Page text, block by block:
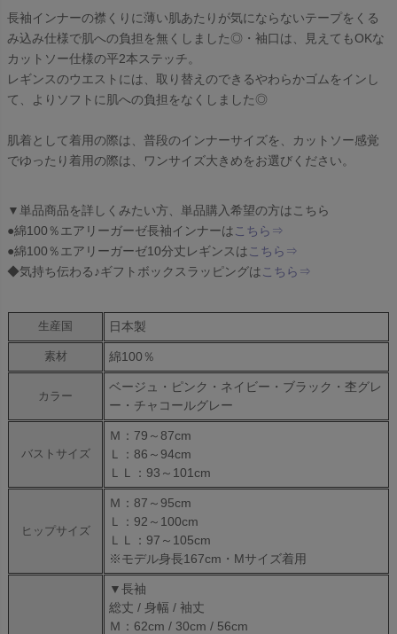
長袖インナーの襟くりに薄い肌あたりが気にならないテープをくる
み込み仕様で肌への負担を無くしました◎・袖口は、見えてもOKな
カットソー仕様の平2本ステッチ。
レギンスのウエストには、取り替えのできるやわらかゴムをインし
て、よりソフトに肌への負担をなくしました◎
肌着として着用の際は、普段のインナーサイズを、カットソー感覚
でゆったり着用の際は、ワンサイズ大きめをお選びください。
▼単品商品を詳しくみたい方、単品購入希望の方はこちら
●綿100％エアリーガーゼ長袖インナーはこちら⇒
●綿100％エアリーガーゼ10分丈レギンスはこちら⇒
◆気持ち伝わる♪ギフトボックスラッピングはこちら⇒
生産国 日本製
素材 綿100％
カラー
ベージュ・ピンク・ネイビー・ブラック・杢グレ
ー・チャコールグレー
バストサイズ
Ｍ：79～87cm
Ｌ：86～94cm
ＬＬ：93～101cm
ヒップサイズ
Ｍ：87～95cm
Ｌ：92～100cm
ＬＬ：97～105cm
※モデル身長167cm・Mサイズ着用
▼長袖
総丈 / 身幅 / 袖丈
Ｍ：62cm / 30cm / 56cm